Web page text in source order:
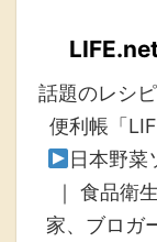
話題のレシ
便利帳「
日本野
｜ 食品衛
家、ブロガ